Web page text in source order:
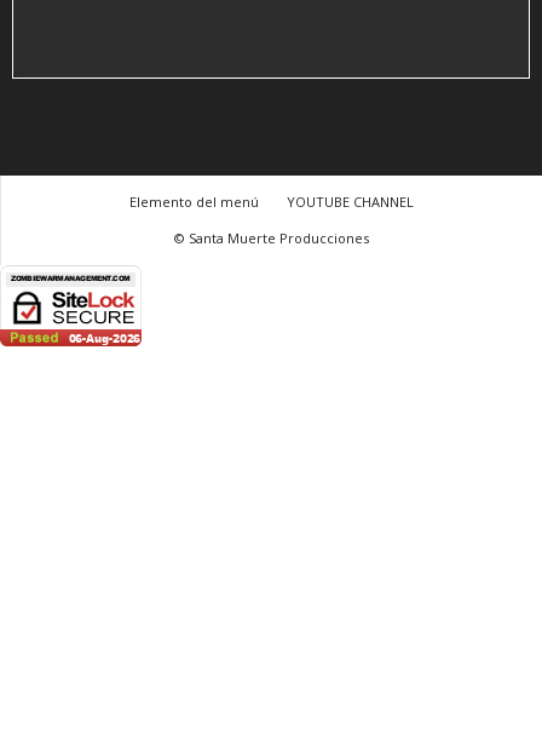
Elemento del menú
YOUTUBE CHANNEL
© Santa Muerte Producciones